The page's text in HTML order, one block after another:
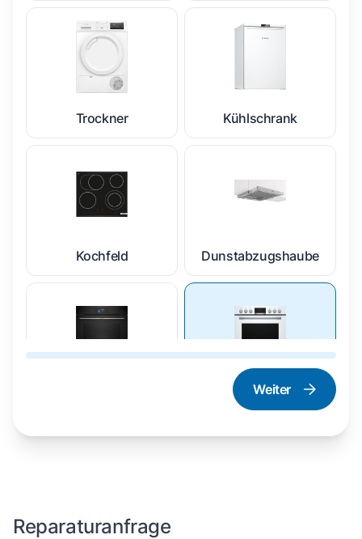
Trockner Kühlschrank
Kochfeld Dunstabzugshaube
Herd und Backofen
Weiter
Reparaturanfrage